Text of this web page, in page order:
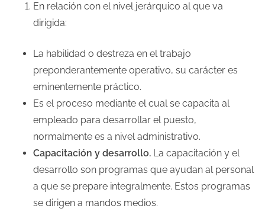
En relación con el nivel jerárquico al que va
dirigida:
La habilidad o destreza en el trabajo
preponderantemente operativo, su carácter es
eminentemente práctico.
Es el proceso mediante el cual se capacita al
empleado para desarrollar el puesto,
normalmente es a nivel administrativo.
Capacitación y desarrollo. La capacitación y el
desarrollo son programas que ayudan al personal
a que se prepare integralmente. Estos programas
se dirigen a mandos medios.